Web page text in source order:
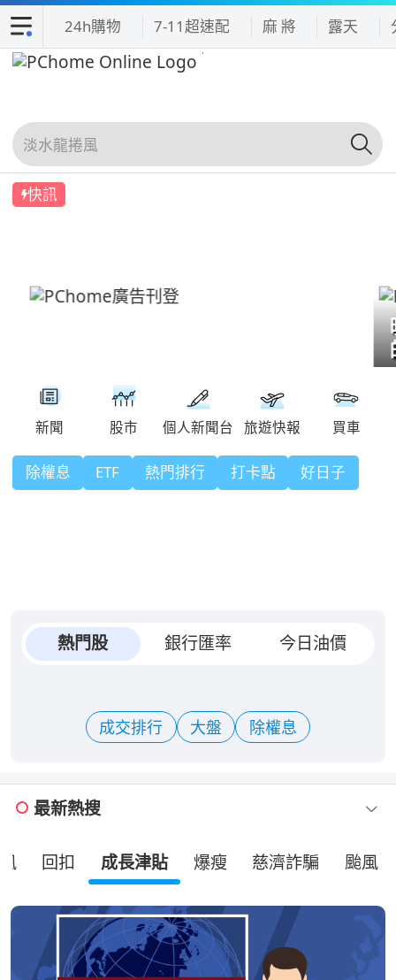
24h購物 7-11超速配 麻 將 露天
快訊
除權息 ETF 熱門排行 打卡點 好日子
熱門股 銀行匯率 今日油價
成交排行 大盤 除權息
最新熱搜
回扣 成長津貼 爆瘦 慈濟詐騙 颱風